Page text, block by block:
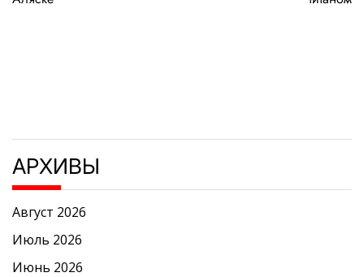
АРХИВЫ
Август 2026
Июль 2026
Июнь 2026